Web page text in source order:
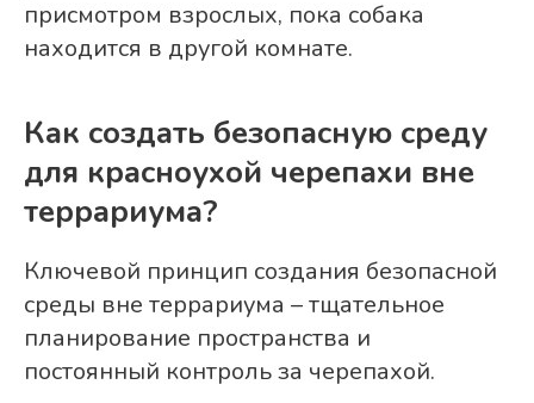
присмотром взрослых, пока собака
находится в другой комнате.
Как создать безопасную среду
для красноухой черепахи вне
террариума?
Ключевой принцип создания безопасной
среды вне террариума – тщательное
планирование пространства и
постоянный контроль за черепахой.